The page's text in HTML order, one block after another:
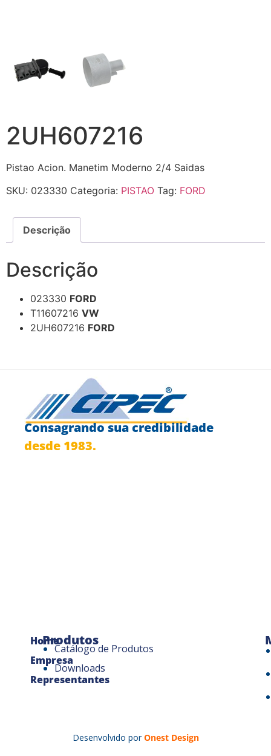
2UH607216
Pistao Acion. Manetim Moderno 2/4 Saidas
SKU: 023330 Categoria: PISTAO Tag: FORD
Descrição
Descrição
023330 FORD
T11607216 VW
2UH607216 FORD
Consagrando sua credibilidade
desde 1983.
Home
Empresa
Representantes
Produtos
Catálogo de Produtos
Downloads
Desenvolvido por Onest Design